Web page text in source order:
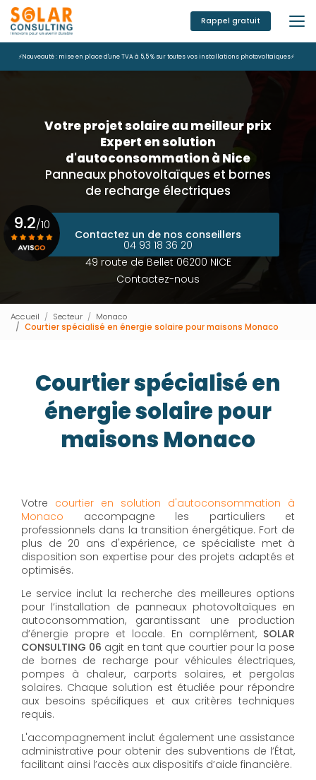
Aller
au
contenu
principal
⚡Nouveauté : mise en place d'une TVA à 5,5 % sur toutes vos installations photovoltaïques⚡
Rappel gratuit
Votre projet solaire au meilleur prix
Expert en solution
d'autoconsommation à Nice
Panneaux photovoltaïques et bornes
de recharge électriques
Contactez un de nos conseillers
04 93 18 36 20
49 route de Bellet 06200 NICE
Contactez-nous
9.2/10
Accueil Secteur
Monaco
Courtier spécialisé en énergie solaire pour maisons Monaco
Courtier spécialisé en
énergie solaire pour
maisons Monaco
Votre courtier en solution d'autoconsommation à
Monaco accompagne les particuliers et
professionnels dans la transition énergétique. Fort de
plus de 20 ans d'expérience, ce spécialiste met à
disposition son expertise pour des projets adaptés et
optimisés.
Le service inclut la recherche des meilleures options
pour l’installation de panneaux photovoltaïques en
autoconsommation, garantissant une production
d’énergie propre et locale. En complément, SOLAR
CONSULTING 06 agit en tant que courtier pour la pose
de bornes de recharge pour véhicules électriques,
pompes à chaleur, carports solaires, et pergolas
solaires. Chaque solution est étudiée pour répondre
aux besoins spécifiques et aux critères techniques
requis.
L'accompagnement inclut également une assistance
administrative pour obtenir des subventions de l’État,
facilitant ainsi l’accès aux dispositifs d’aide financière.